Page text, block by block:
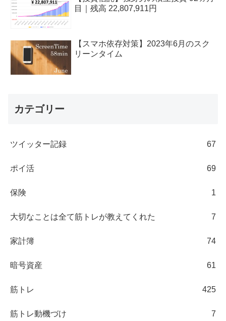
目｜残高 22,807,911円
【スマホ依存対策】2023年6月のスク
リーンタイム
カテゴリー
ツイッター記録 67
ポイ活 69
保険 1
大切なことは全て筋トレが教えてくれた 7
家計簿 74
暗号資産 61
筋トレ 425
筋トレ動機づけ 7